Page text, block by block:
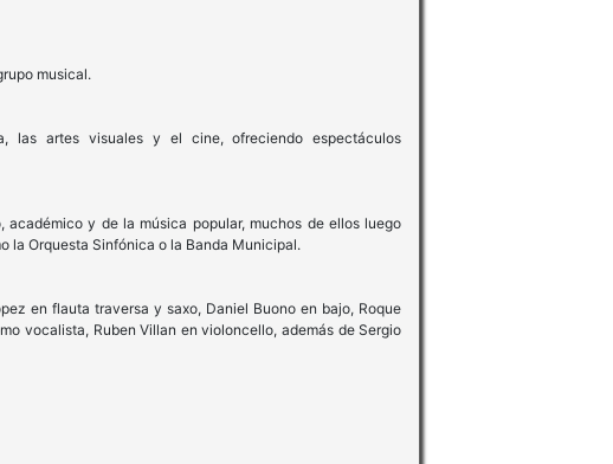
musical.
las artes visuales y el cine, ofreciendo espectáculos
y de la música popular, muchos de ellos luego
la Orquesta Sinfónica o la Banda Municipal.
en flauta traversa y saxo, Daniel Buono en bajo, Roque
vocalista, Ruben Villan en violoncello, además de Sergio